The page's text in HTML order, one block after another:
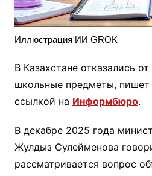
Иллюстрация ИИ GROK
В Казахстане отказались
школьные предметы, пишет
ссылкой на Информбюро.
B декабре 2025 года
Жулдыз Сулейменова
рассматривается вопрос